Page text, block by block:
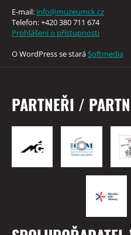
E-mail: info@muzeumck.cz
Telefon: +420 380 711 674
Prohlášení o přístupnosti
O WordPress se staráSoftmedia
PARTNEŘI /